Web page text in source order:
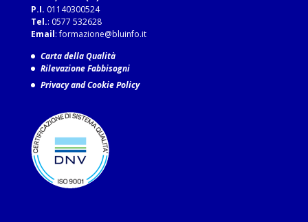
P.I. 01140300524
Tel.: 0577 532628
Email:formazione@bluinfo.it
Carta della Qualità
Rilevazione Fabbisogni
Privacy and Cookie Policy